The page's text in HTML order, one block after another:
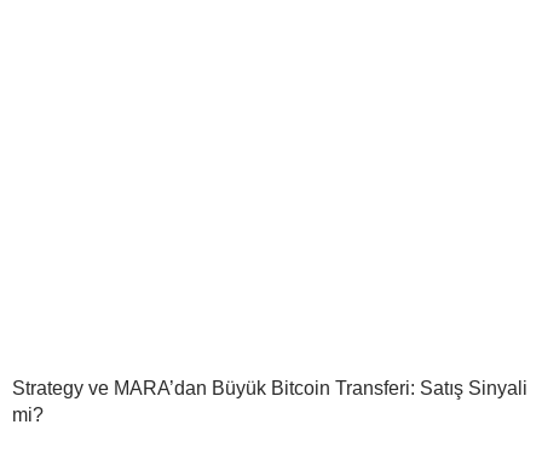
Strategy ve MARA’dan Büyük Bitcoin Transferi: Satış Sinyali
mi?